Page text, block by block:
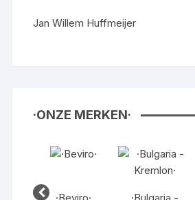
Jan Willem Huffmeijer
·ONZE MERKEN·
·Beviro·
·Bulgaria -